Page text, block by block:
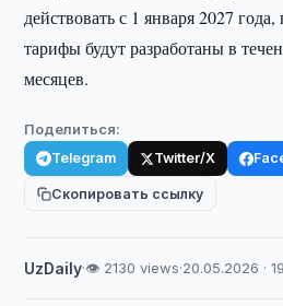
действовать с 1 января 2027
тарифы будут разработаны в
месяцев.
Поделиться:
Telegram Twitter/X
Скопировать ссылку
UzDaily·👁 2130 views·20.05.2026 ·